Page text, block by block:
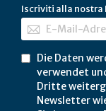
Iscriviti alla
Die Daten
verwendet
Dritte
Newsletter